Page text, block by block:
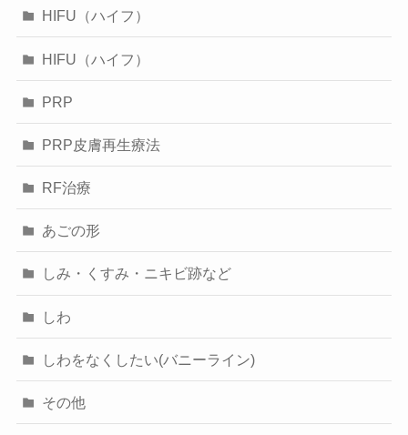
HIFU（ハイフ）
HIFU（ハイフ）
PRP
PRP皮膚再生療法
RF治療
あごの形
しみ・くすみ・ニキビ跡など
しわ
しわをなくしたい(バニーライン)
その他